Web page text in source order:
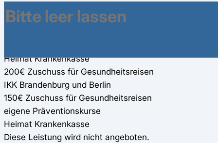
pro Kurs) (werden für andere Präventionsmaßnahmen
Heimat Krankenkasse
200€ Zuschuss für Gesundheitsreisen
IKK Brandenburg und Berlin
150€ Zuschuss für Gesundheitsreisen
eigene Präventionskurse
Heimat Krankenkasse
Diese Leistung wird nicht angeboten.